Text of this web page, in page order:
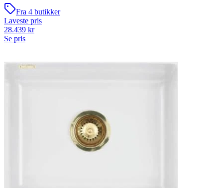
Fra 4 butikker
Laveste pris
28.439 kr
Se pris